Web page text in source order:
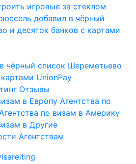
игровые за стеклом
чёрный список Шереметьево
UnionPay
Отзывы
в Европу Агентства по
Агентства по визам в Америку
в Другие
Агентствам